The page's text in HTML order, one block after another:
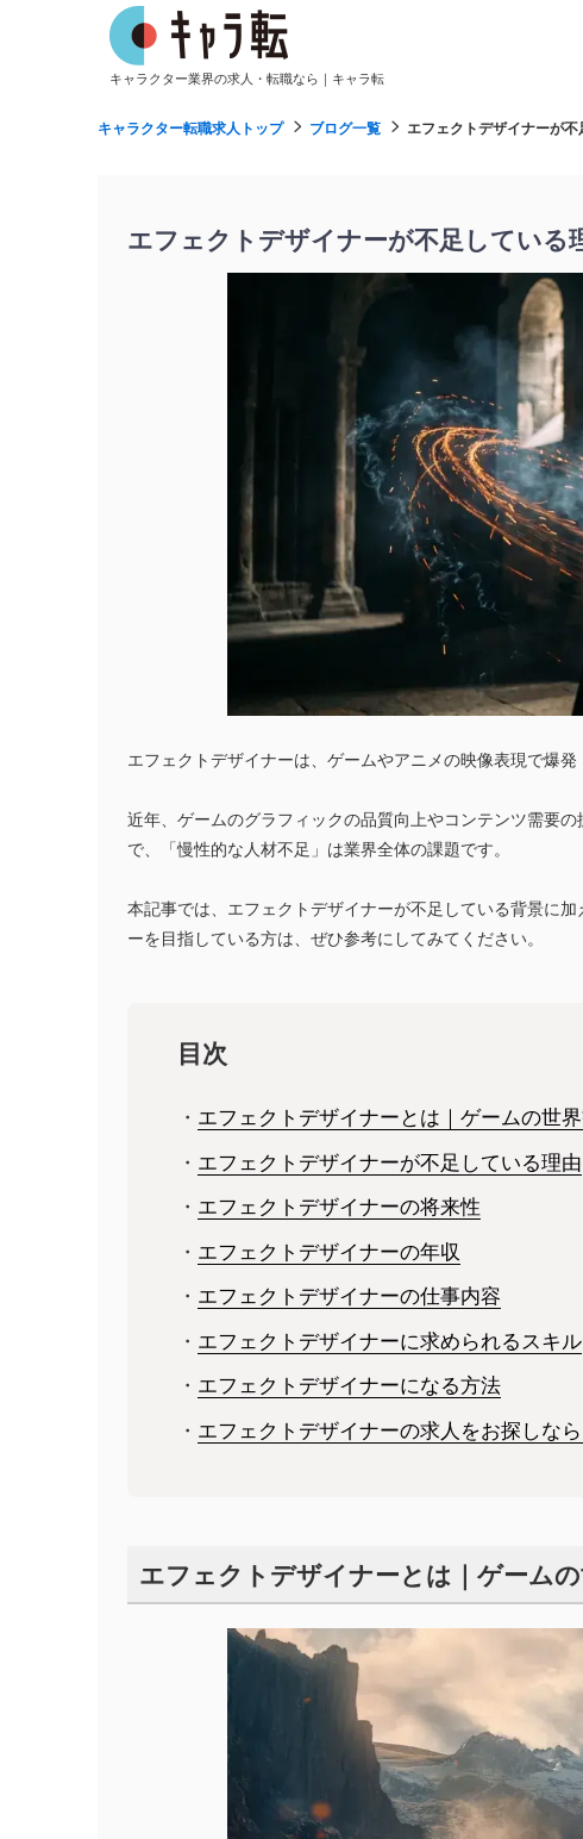
キャラクター業界の求人・転職なら｜キャラ転
キャラクター転職求人トップ ブログ一覧 エフェクトデザイナーが
エフェクトデザイナーが不足している
エフェクトデザイナーは、ゲームやアニメの映像表現で爆
近年、ゲームのグラフィックの品質向上やコンテンツ需要
で、「慢性的な人材不足」は業界全体の課題です。
本記事では、エフェクトデザイナーが不足している背景に
ーを目指している方は、ぜひ参考にしてみてください。
目次
・ エフェクトデザイナーとは｜ゲームの世
・ エフェクトデザイナーが不足している理由
・ エフェクトデザイナーの将来性
・ エフェクトデザイナーの年収
・ エフェクトデザイナーの仕事内容
・ エフェクトデザイナーに求められるスキル
・ エフェクトデザイナーになる方法
・ エフェクトデザイナーの求人をお探しな
エフェクトデザイナーとは｜ゲーム